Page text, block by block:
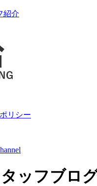
紹介
リシー
ッフブロ